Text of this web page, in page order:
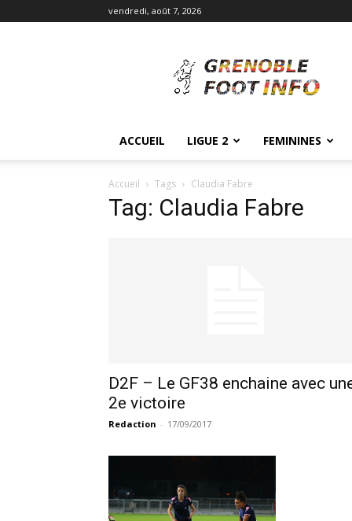
vendredi, août 7, 2026
Foot
Info
ACCUEIL LIGUE 2 FEMININES
Accueil Tags Claudia Fabre
Tag: Claudia Fabre
D2F – Le GF38 enchaine avec
2e victoire
Redaction - 17/09/2017